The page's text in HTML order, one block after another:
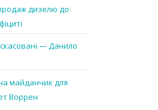
дизелю до
скасовані — Данило
майданчик для
Воррен